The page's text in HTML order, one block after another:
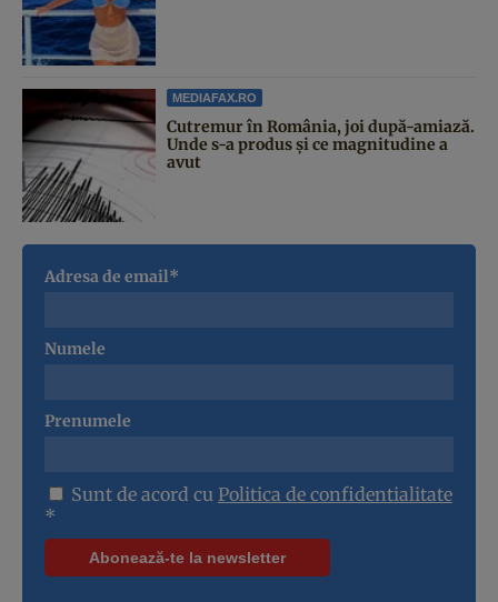
MEDIAFAX.RO
Cutremur în România, joi după-amiază.
Unde s-a produs și ce magnitudine a
avut
Adresa de email*
Numele
Prenumele
Sunt de acord cu Politica de confidentialitate
*